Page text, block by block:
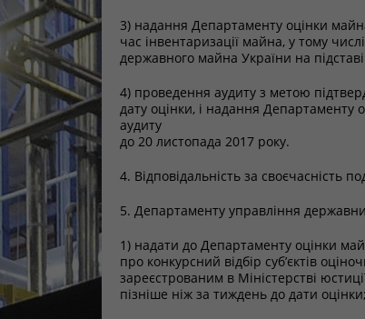
3) надання Департаменту оцінки
час інвентаризації майна, у тому
державного майна України на
4) проведення аудиту з метою
дату оцінки, і надання Департаменту
аудиту
до 20 листопада 2017 року.
4. Відповідальність за своєчасність
5. Департаменту управління
1) надати до Департаменту оцінки
про конкурсний відбір суб’єктів
зареєстрованим в Міністерстві
пізніше ніж за тиждень до дати оцінки;